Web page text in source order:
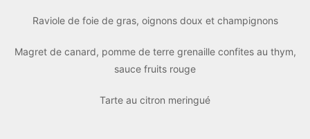
Raviole de foie de gras, oignons doux et champignons
Magret de canard, pomme de terre grenaille confites au thym,
sauce fruits rouge
Tarte au citron meringué